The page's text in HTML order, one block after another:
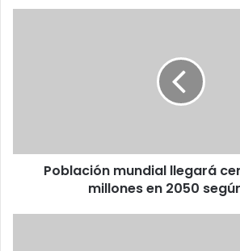
en
Población mundial llegará
millones en 2050